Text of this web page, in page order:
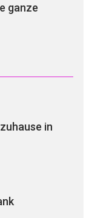
ganze
zuhause in